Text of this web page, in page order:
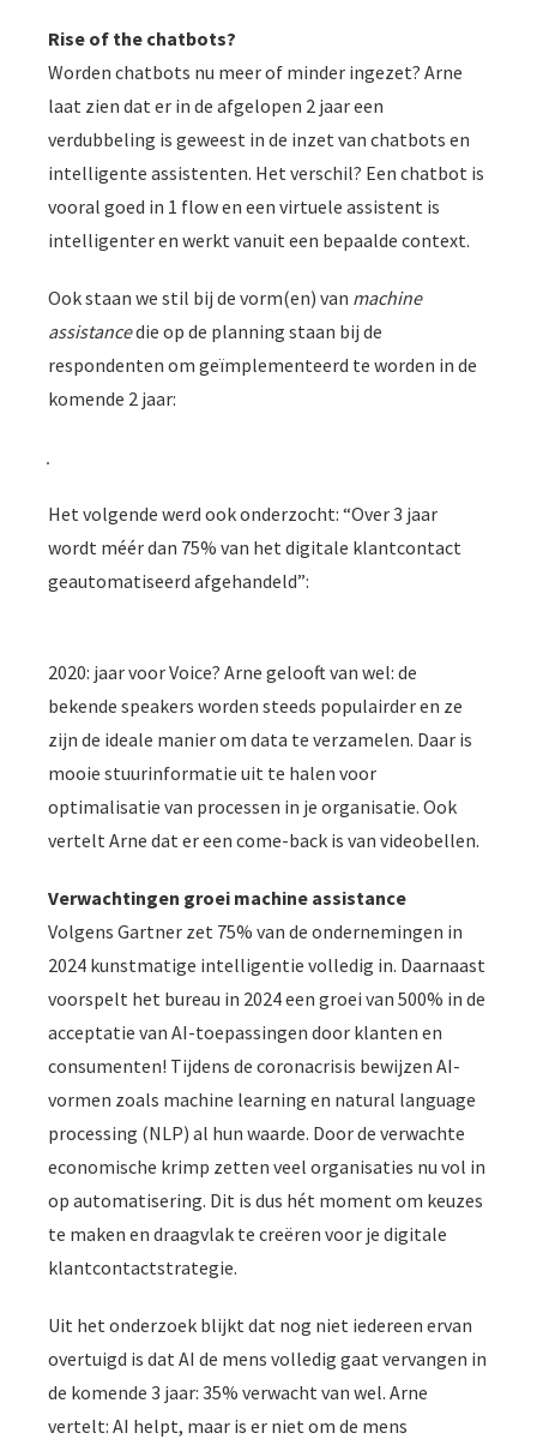
Rise of the chatbots?
Worden chatbots nu meer of minder ingezet? Arne
laat zien dat er in de afgelopen 2 jaar een
verdubbeling is geweest in de inzet van chatbots en
intelligente assistenten. Het verschil? Een chatbot is
vooral goed in 1 flow en een virtuele assistent is
intelligenter en werkt vanuit een bepaalde context.
Ook staan we stil bij de vorm(en) van machine
assistancedie op de planning staan bij de
respondenten om geïmplementeerd te worden in de
komende 2 jaar:
Het volgende werd ook onderzocht: “Over 3 jaar
wordt méér dan 75% van het digitale klantcontact
geautomatiseerd afgehandeld”:
2020: jaar voor Voice? Arne gelooft van wel: de
bekende speakers worden steeds populairder en ze
zijn de ideale manier om data te verzamelen. Daar is
mooie stuurinformatie uit te halen voor
optimalisatie van processen in je organisatie. Ook
vertelt Arne dat er een come-back is van videobellen.
Verwachtingen groei machine assistance
Volgens Gartner zet 75% van de ondernemingen in
2024 kunstmatige intelligentie volledig in. Daarnaast
voorspelt het bureau in 2024 een groei van 500% in de
acceptatie van AI-toepassingen door klanten en
consumenten! Tijdens de coronacrisis bewijzen AI-
vormen zoals machine learning en natural language
processing (NLP) al hun waarde. Door de verwachte
economische krimp zetten veel organisaties nu vol in
op automatisering. Dit is dus hét moment om keuzes
te maken en draagvlak te creëren voor je digitale
klantcontactstrategie.
Uit het onderzoek blijkt dat nog niet iedereen ervan
overtuigd is dat AI de mens volledig gaat vervangen in
de komende 3 jaar: 35% verwacht van wel. Arne
vertelt: AI helpt, maar is er niet om de mens